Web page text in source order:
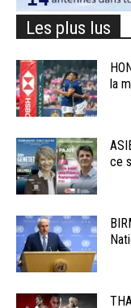
Les plus lus
la
ce